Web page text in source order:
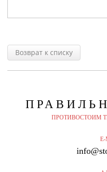
Возврат к списку
ПРОТИВОСТОИМ